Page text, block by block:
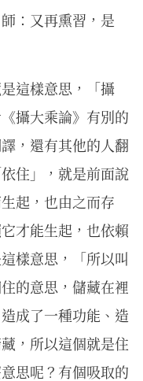
：又再熏習，是
這樣意思，「攝
攝大乘論》有別的
，還有其他的人翻
住」，就是前面說
起，也由之而存
才能生起，也依賴
樣意思，「所以叫
的意思，儲藏在裡
成了一種功能、造
，所以這個就是住
思呢？有個吸取的